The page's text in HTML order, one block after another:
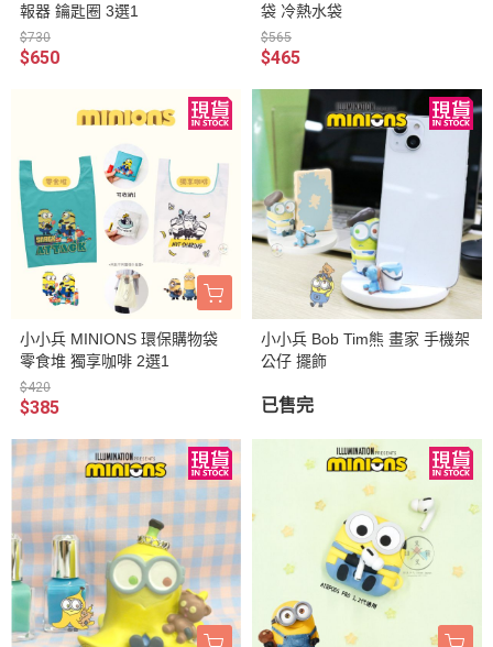
報器 鑰匙圈 3選1
$730
$650
袋 冷熱水袋
$565
$465
小小兵 MINIONS 環保購物袋
零食堆 獨享咖啡 2選1
$420
$385
小小兵 Bob Tim熊 畫家 手機架
公仔 擺飾
已售完